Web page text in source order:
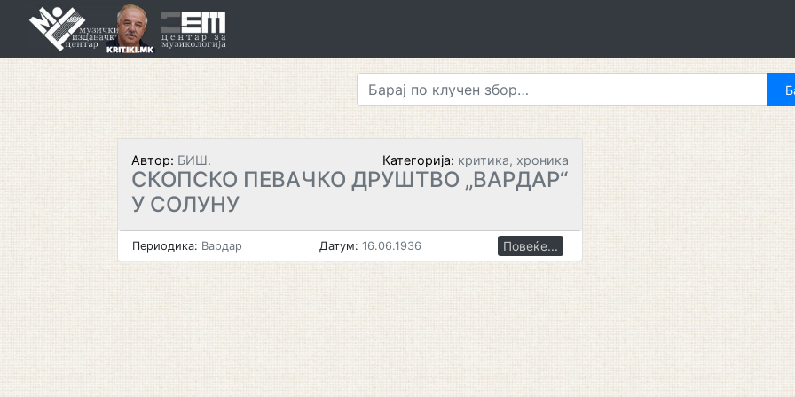
Автор: БИШ. Категорија: критика, хроника
СКОПСКО ПЕВАЧКО ДРУШТВО „ВАРДАР“
У СОЛУНУ
Периодика: Вардар Датум: 16.06.1936 Повеќе...